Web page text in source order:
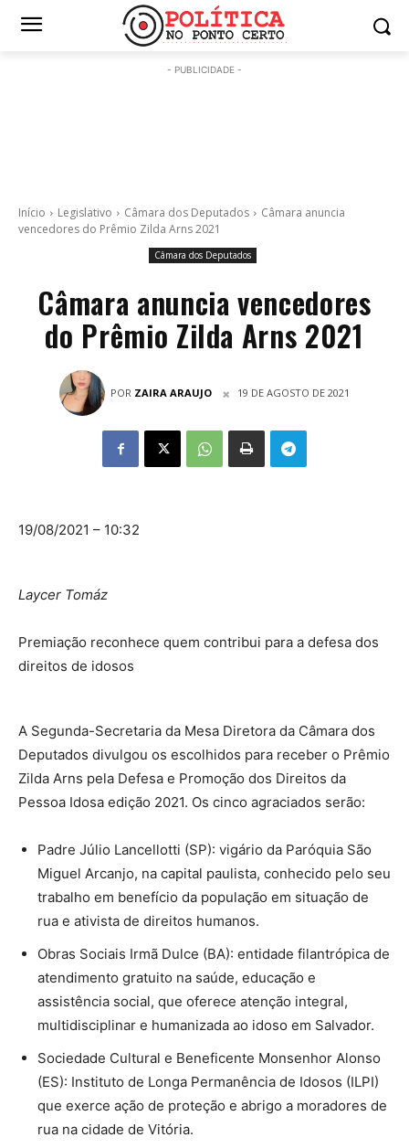
- PUBLICIDADE -
Início Legislativo Câmara dos Deputados
Câmara anuncia
vencedores do Prêmio Zilda Arns 2021
Câmara dos Deputados
Câmara anuncia vencedores
do Prêmio Zilda Arns 2021
POR ZAIRA ARAUJO 19 DE AGOSTO DE 2021
19/08/2021 – 10:32
Laycer Tomáz
Premiação reconhece quem contribui para a defesa dos
direitos de idosos
A Segunda-Secretaria da Mesa Diretora da Câmara dos
Deputados divulgou os escolhidos para receber o Prêmio
Zilda Arns pela Defesa e Promoção dos Direitos da
Pessoa Idosa edição 2021. Os cinco agraciados serão:
Padre Júlio Lancellotti (SP): vigário da Paróquia São
Miguel Arcanjo, na capital paulista, conhecido pelo seu
trabalho em benefício da população em situação de
rua e ativista de direitos humanos.
Obras Sociais Irmã Dulce (BA): entidade filantrópica de
atendimento gratuito na saúde, educação e
assistência social, que oferece atenção integral,
multidisciplinar e humanizada ao idoso em Salvador.
Sociedade Cultural e Beneficente Monsenhor Alonso
(ES): Instituto de Longa Permanência de Idosos (ILPI)
que exerce ação de proteção e abrigo a moradores de
rua na cidade de Vitória.